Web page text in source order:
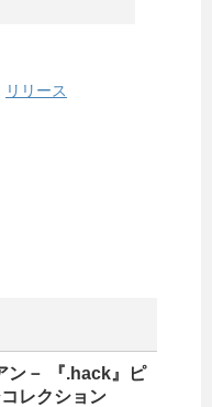
リリース
ン－ 『.hack』ピ
コレクション